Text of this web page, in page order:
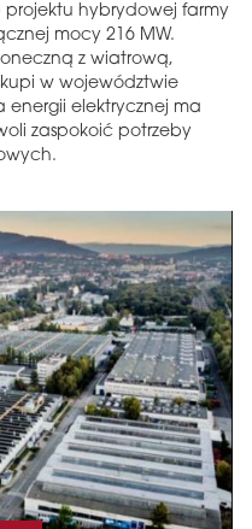
projektu hybrydowej farmy
mocy 216 MW.
z wiatrową,
w województwie
energii elektrycznej ma
zaspokoić potrzeby